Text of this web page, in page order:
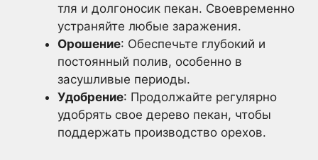
тля и долгоносик пекан. Своевременно
устраняйте любые заражения.
Орошение: Обеспечьте глубокий и
постоянный полив, особенно в
засушливые периоды.
Удобрение: Продолжайте регулярно
удобрять свое дерево пекан, чтобы
поддержать производство орехов.